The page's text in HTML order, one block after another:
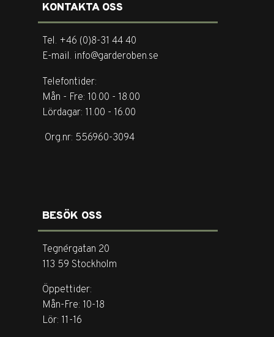
KONTAKTA OSS
Tel. +46 (0)8-31 44 40
E-mail. info@garderoben.se
Telefontider:
Mån - Fre: 10.00 - 18.00
Lördagar: 11.00 - 16.00
Org.nr: 556960-3094
BESÖK OSS
Tegnérgatan 20
113 59 Stockholm
Öppettider:
Mån-Fre: 10-18
Lör: 11-16